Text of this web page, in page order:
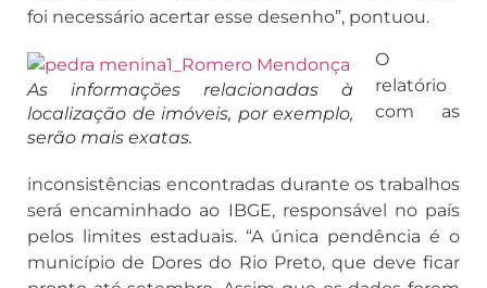
foi necessário acertar esse desenho”, pontuou.
As informações relacionadas à
localização de imóveis, por exemplo,
serão mais exatas.
O
relatório
com as
inconsistências encontradas durante os trabalhos
será encaminhado ao IBGE, responsável no país
pelos limites estaduais. “A única pendência é o
município de Dores do Rio Preto, que deve ficar